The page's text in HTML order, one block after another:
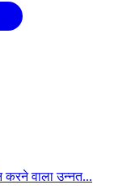
करने वाला उन्नत...